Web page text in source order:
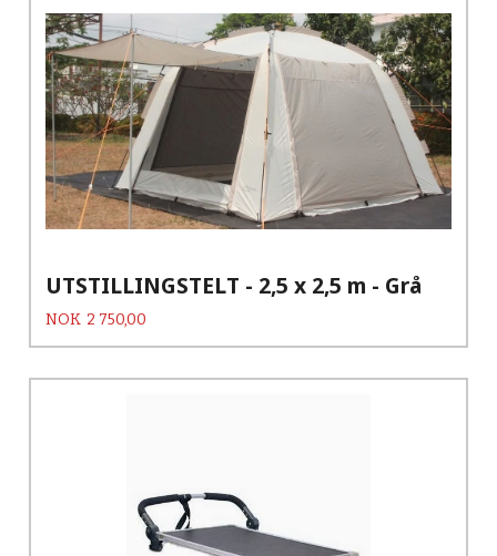
UTSTILLINGSTELT - 2,5 x 2,5 m - Grå
Pris
NOK 2 750,00